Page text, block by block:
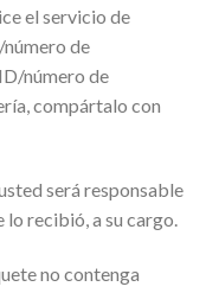
el servicio de
de
número de
compártalo con
será responsable
recibió, a su cargo.
no contenga